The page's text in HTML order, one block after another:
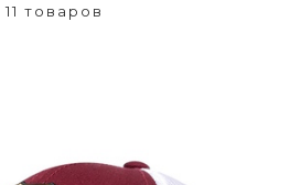
11 товаров